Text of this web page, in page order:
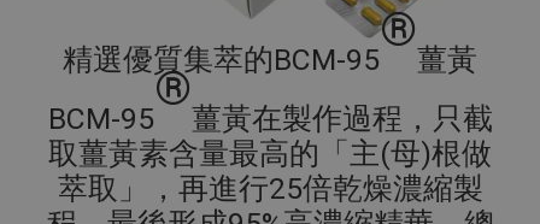
精選優質集萃的BCM-95
®
薑黃
BCM-95
®
薑黃在製作過程，只截
取薑黃素含量最高的「主(母)根做
萃取」，再進行25倍乾燥濃縮製